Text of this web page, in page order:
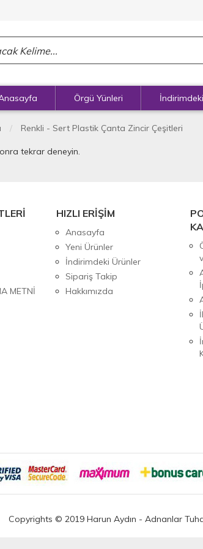
Örgü Yünleri
Renkli - Sert Plastik Çanta Zincir Çeşitleri
tekrar deneyin.
METNİ
HIZLI ERİŞİM
Anasayfa
Yeni Ürünler
İndirimdeki Ürünler
Sipariş Takip
Hakkımızda
Copyrights © 2019 Harun Aydın - Adnanlar